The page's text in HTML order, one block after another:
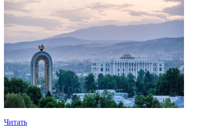
Читать